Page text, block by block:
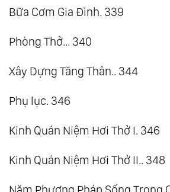
Bữa Cơm Gia Đình. 339
Phòng Thở... 340
Xây Dựng Tăng Thân.. 344
Phụ lục. 346
Kinh Quán Niệm Hơi Thở I. 346
Kinh Quán Niệm Hơi Thở II.. 348